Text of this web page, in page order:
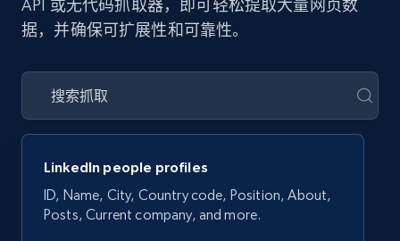
API 或无代码抓取器，即可轻松提取大量网页数
据，并确保可扩展性和可靠性。
LinkedIn people profiles
ID, Name, City, Country code, Position, About,
Posts, Current company, and more.